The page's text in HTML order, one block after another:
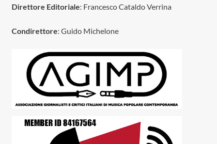
Direttore Editoriale: Francesco Cataldo Verrina
Condirettore: Guido Michelone